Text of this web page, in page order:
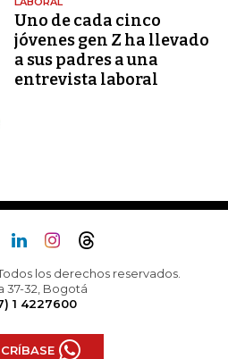
Uno de cada cinco
jóvenes gen Z ha llevado
a sus padres a una
entrevista laboral
los derechos reservados.
37-32, Bogotá
1 4227600